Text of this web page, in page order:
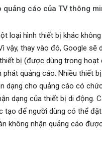
quảng cáo của TV thông
loại hình thiết bị khác
vậy, thay vào đó, Google sẽ
bị (được dùng trong hoạt
phát quảng cáo. Nhiều thiết
dạng cho quảng cáo có
dạng của thiết bị di động.
tạo để người dùng có thể
không nhận quảng cáo